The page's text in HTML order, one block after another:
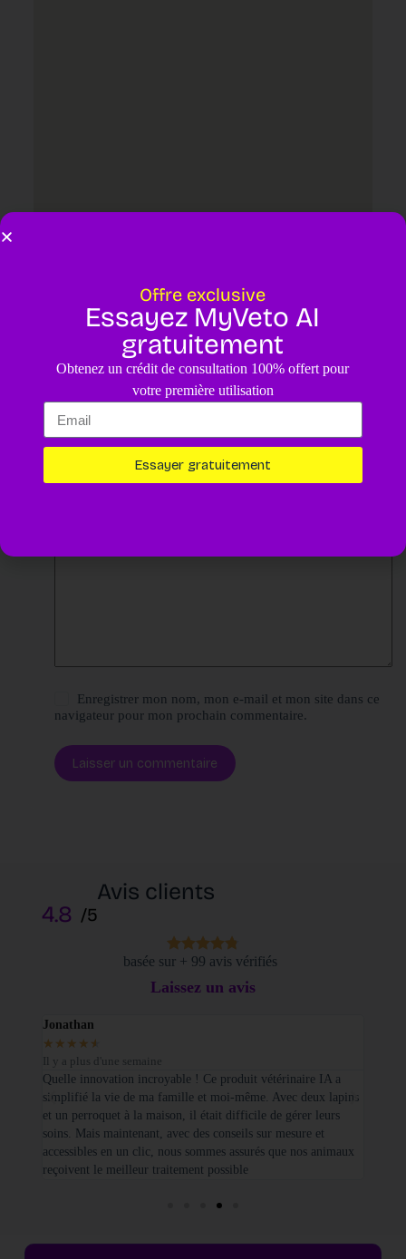
Laisser un commentaire
Votre adresse e-mail ne sera pas publiée. Les champs obligatoires
sont indiqués avec*
Nom
Enregistrer mon nom, mon e-mail et mon site dans ce
navigateur pour mon prochain commentaire.
Laisser un commentaire
Avis clients
4.8 /5
basée sur + 99 avis vérifiés
Laissez un avis
Jonathan
★ ★ ★ ★ ★
Il y a plus d'une semaine
Quelle innovation incroyable ! Ce produit vétérinaire IA a
simplifié la vie de ma famille et moi-même. Avec deux lapins
et un perroquet à la maison, il était difficile de gérer leurs
soins. Mais maintenant, avec des conseils sur mesure et
accessibles en un clic, nous sommes assurés que nos animaux
reçoivent le meilleur traitement possible
Offre exclusive
Essayez MyVeto AI
gratuitement
Obtenez un crédit de consultation 100% offert pour
votre première utilisation
Essayer gratuitement